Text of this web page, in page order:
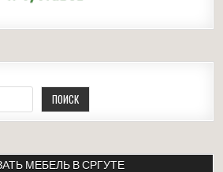
ПОИСК
МЕБЕЛЬ В СРГУТЕ